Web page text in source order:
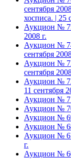
сентября
хосписа. | 25
Аукцион №
2008 г.
Аукцион №
сентября
Аукцион №
сентября
Аукцион №
11 сентября
Аукцион №
Аукцион №
Аукцион №
Аукцион №
Аукцион №
г.
Аукцион №